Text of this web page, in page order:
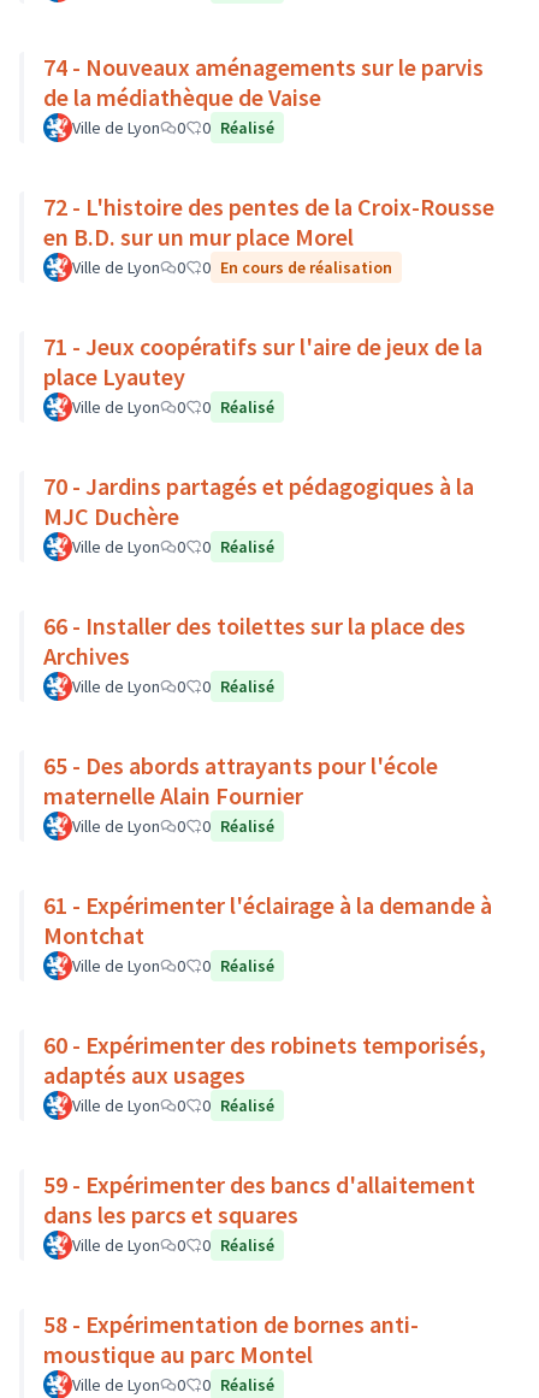
74 - Nouveaux aménagements sur le parvis
de la médiathèque de Vaise
Ville de Lyon 0 0 Réalisé
72 - L'histoire des pentes de la Croix-Rousse
en B.D. sur un mur place Morel
Ville de Lyon 0 0 En cours de réalisation
71 - Jeux coopératifs sur l'aire de jeux de la
place Lyautey
Ville de Lyon 0 0 Réalisé
70 - Jardins partagés et pédagogiques à la
MJC Duchère
Ville de Lyon 0 0 Réalisé
66 - Installer des toilettes sur la place des
Archives
Ville de Lyon 0 0 Réalisé
65 - Des abords attrayants pour l'école
maternelle Alain Fournier
Ville de Lyon 0 0 Réalisé
61 - Expérimenter l'éclairage à la demande à
Montchat
Ville de Lyon 0 0 Réalisé
60 - Expérimenter des robinets temporisés,
adaptés aux usages
Ville de Lyon 0 0 Réalisé
59 - Expérimenter des bancs d'allaitement
dans les parcs et squares
Ville de Lyon 0 0 Réalisé
58 - Expérimentation de bornes anti-
moustique au parc Montel
Ville de Lyon 0 0 Réalisé